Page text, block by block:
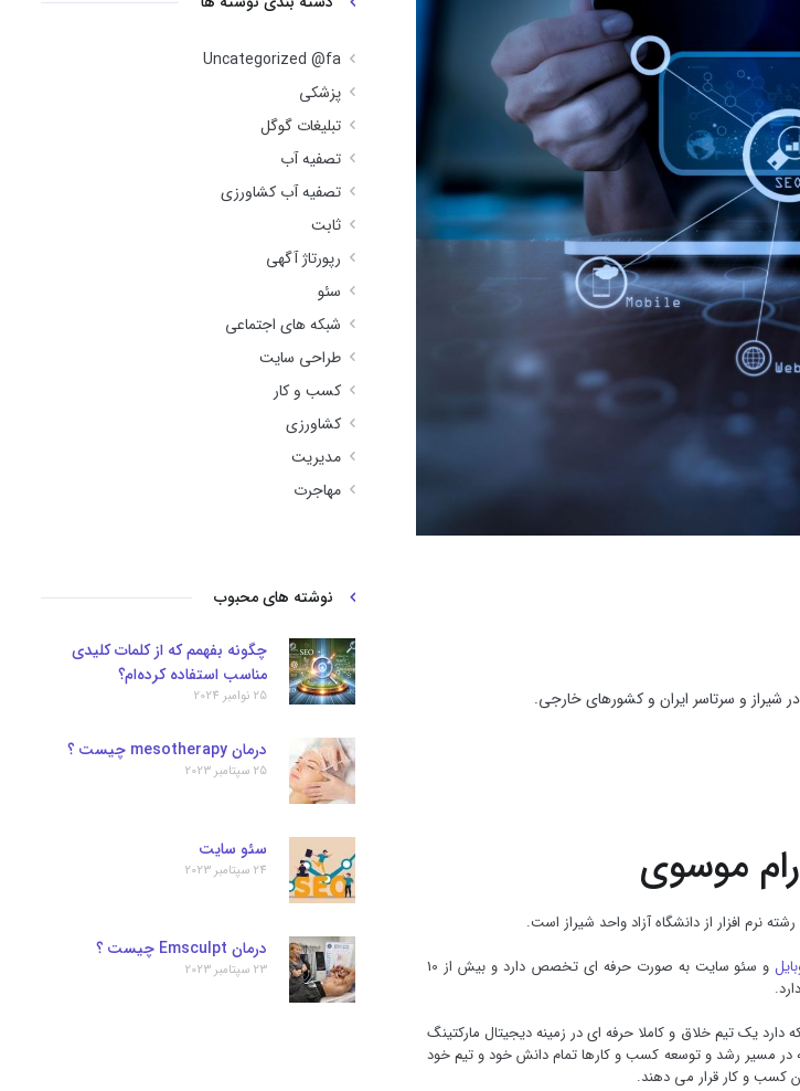
در شیراز و سرتاسر ایران و کشورهای خارجی.
موسوی
نرم افزار از دانشگاه آزاد واحد شیراز است.
و سئو سایت به صورت حرفه ای تخصص دارد و بیش از 10
یک تیم خلاق و کاملا حرفه ای در زمینه دیجیتال مارکتینگ
در مسیر رشد و توسعه کسب و کارها تمام دانش خود و تیم خود
کسب و کار قرار می دهند.
Uncategorized @fa
پزشکی
تبلیغات گوگل
تصفیه آب
تصفیه آب کشاورزی
ثابت
رپورتاژ آگهی
سئو
شبکه های اجتماعی
طراحی سایت
کسب و کار
کشاورزی
مدیریت
مهاجرت
نوشته های محبوب
چگونه بفهمم که از کلمات کلیدی
مناسب استفاده کرده‌ام؟
25 نوامبر 2024
درمان mesotherapy چیست ؟
25 سپتامبر 2023
سئو سایت
24 سپتامبر 2023
درمان Emsculpt چیست ؟
23 سپتامبر 2023